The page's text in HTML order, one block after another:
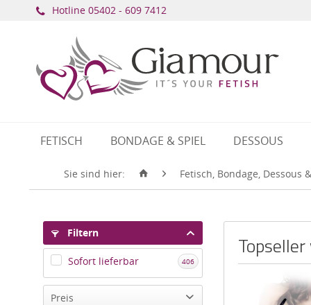
Hotline ​ 05402 - 609 7412
FETISCH BONDAGE & SPIEL DESSOUS
Sie sind hier: Fetisch, Bondage, Dessous
Filtern
Sofort lieferbar 406
Preis